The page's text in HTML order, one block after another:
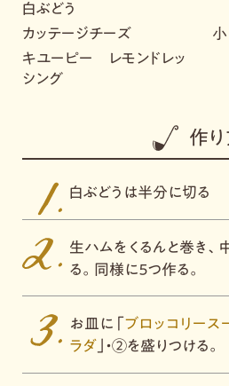
白ぶどう
カッテージチーズ
小
キユーピー レモンドレッ
シング
作
白ぶどうは半分に切る
生ハムをくるんと巻き
る。同様に５つ作る。
お皿に「 ブロッコリース
ラダ 」・②を盛りつける。